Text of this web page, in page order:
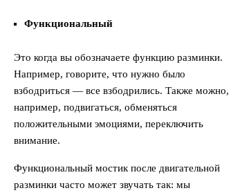
Функциональный
Это когда вы обозначаете функцию разминки.
Например, говорите, что нужно было
взбодриться — все взбодрились. Также можно,
например, подвигаться, обменяться
положительными эмоциями, переключить
внимание.
Функциональный мостик после двигательной
разминки часто может звучать так: мы